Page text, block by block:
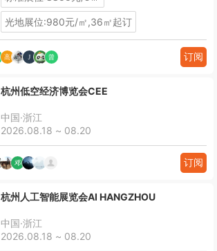
光地展位:980元/㎡,36㎡起订
订阅
杭州低空经济博览会CEE
中国·浙江
2026.08.18 ~ 08.20
订阅
杭州人工智能展览会AI HANGZHOU
中国·浙江
2026.08.18 ~ 08.20